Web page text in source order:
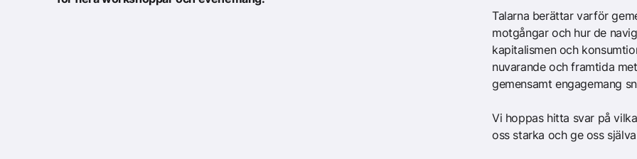
Talarna berättar varför
motgångar och hur de
kapitalismen och
nuvarande och framtida
gemensamt engagemang
Vi hoppas hitta svar på
oss starka och ge oss